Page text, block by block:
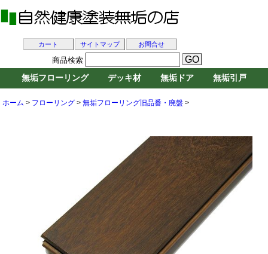
ホーム > フローリング > 無垢フローリング旧品番・廃盤 >
カート サイトマップ お問合せ
商品検索
無垢フローリング デッキ材 無垢ドア 無垢引戸